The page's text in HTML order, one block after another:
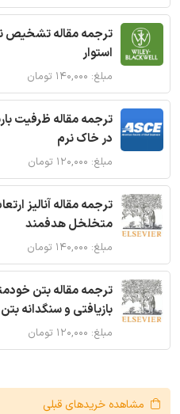
ترجمه مقاله تشخیص
استوار
مبلغ: ۱۴۰,۰۰۰ تومان
ترجمه مقاله ظرفیت
در خاک نرم
مبلغ: ۱۲۰,۰۰۰ تومان
ترجمه مقاله آنالیز
متخلخل هدفمند
مبلغ: ۱۴۰,۰۰۰ تومان
ترجمه مقاله بتن
بازیافتی و سنگدانه بتن
مبلغ: ۱۲۰,۰۰۰ تومان
مشاهده خریدهای قبلی